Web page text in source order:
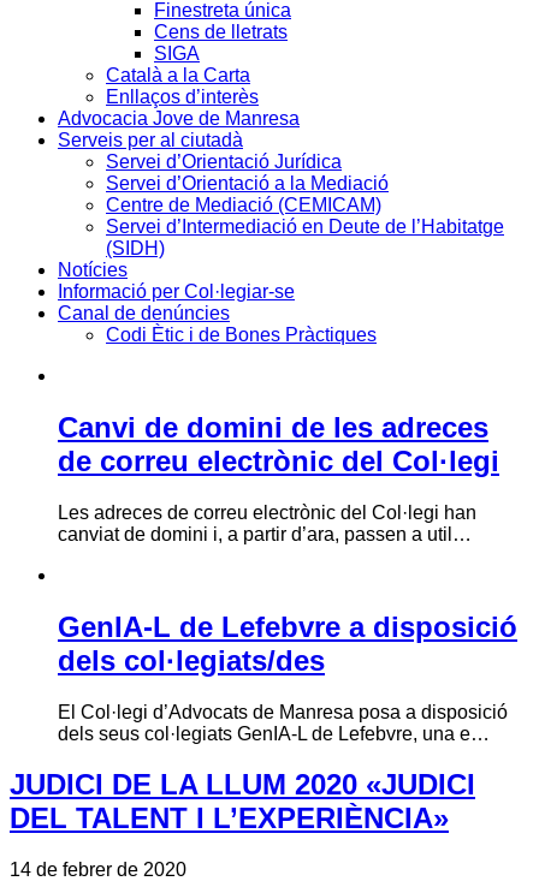
Finestreta única
Cens de lletrats
SIGA
Català a la Carta
Enllaços d’interès
Advocacia Jove de Manresa
Serveis per al ciutadà
Servei d’Orientació Jurídica
Servei d’Orientació a la Mediació
Centre de Mediació (CEMICAM)
Servei d’Intermediació en Deute de l’Habitatge
(SIDH)
Notícies
Informació per Col·legiar-se
Canal de denúncies
Codi Ètic i de Bones Pràctiques
Canvi de domini de les adreces
de correu electrònic del Col·legi
Les adreces de correu electrònic del Col·legi han
canviat de domini i, a partir d’ara, passen a util…
GenIA-L de Lefebvre a disposició
dels col·legiats/des
El Col·legi d’Advocats de Manresa posa a disposició
dels seus col·legiats GenIA-L de Lefebvre, una e…
JUDICI DE LA LLUM 2020 «JUDICI
DEL TALENT I L’EXPERIÈNCIA»
14 de febrer de 2020